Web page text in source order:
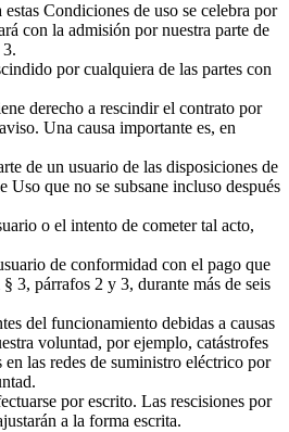
Condiciones de uso se celebra por
con la admisión por nuestra parte de
por cualquiera de las partes con
derecho a rescindir el contrato por
Una causa importante es, en
de un usuario de las disposiciones de
Uso que no se subsane incluso después
o el intento de cometer tal acto,
de conformidad con el pago que
3, párrafos 2 y 3, durante más de seis
del funcionamiento debidas a causas
voluntad, por ejemplo, catástrofes
las redes de suministro eléctrico por
por escrito. Las rescisiones por
a la forma escrita.